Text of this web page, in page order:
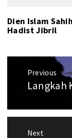
Dien Islam
Hadist Jibril
PostPrevious
Previous
Langkah
Next